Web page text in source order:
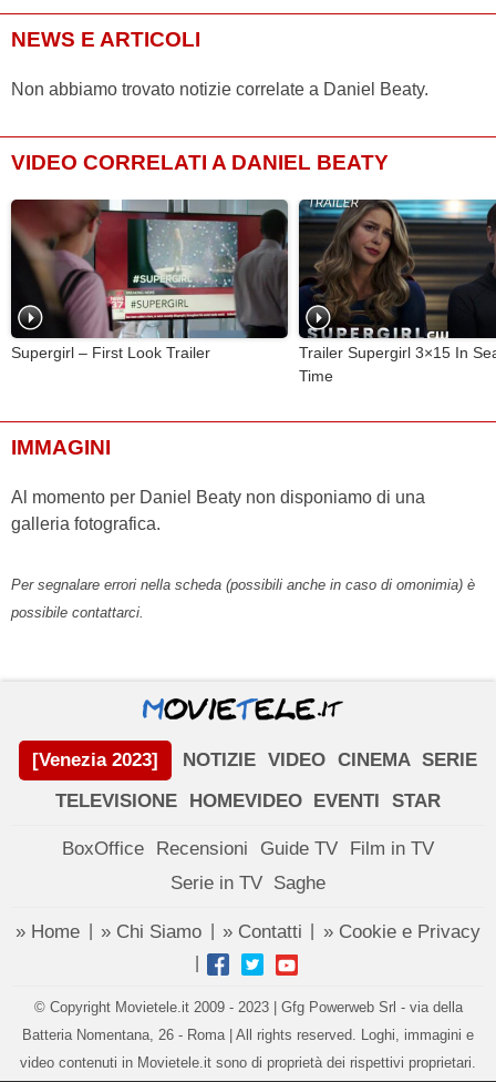
NEWS E ARTICOLI
Non abbiamo trovato notizie correlate a Daniel Beaty.
VIDEO CORRELATI A DANIEL BEATY
Supergirl – First Look Trailer
Trailer Supergirl 3×15 In
Time
IMMAGINI
Al momento per Daniel Beaty non disponiamo di una
galleria fotografica.
Per segnalare errori nella scheda (possibili anche in caso di omonimia) è
possibile contattarci.
[Venezia 2023] NOTIZIE VIDEO CINEMA SERIE
TELEVISIONE
HOMEVIDEO EVENTI STAR
BoxOffice Recensioni Guide TV
Film in TV
Serie in TV Saghe
» Home » Chi Siamo » Contatti » Cookie e Privacy
© Copyright Movietele.it 2009 - 2023 | Gfg Powerweb Srl - via della
Batteria Nomentana, 26 - Roma | All rights reserved. Loghi, immagini e
video contenuti in Movietele.it sono di proprietà dei rispettivi proprietari.